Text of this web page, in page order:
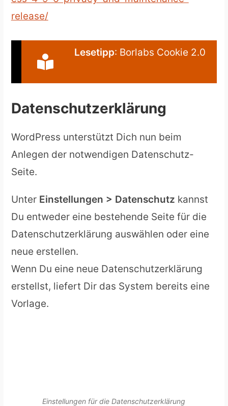
release/
Lesetipp: Borlabs Cookie 2.0
Datenschutzerklärung
WordPress unterstützt Dich nun beim
Anlegen der notwendigen Datenschutz-
Seite.
Unter Einstellungen > Datenschutz kannst
Du entweder eine bestehende Seite für die
Datenschutzerklärung auswählen oder eine
neue erstellen.
Wenn Du eine neue Datenschutzerklärung
erstellst, liefert Dir das System bereits eine
Vorlage.
Einstellungen für die Datenschutzerklärung